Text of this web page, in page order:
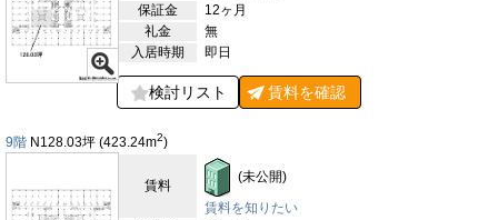
保証金
12ヶ月
礼金
無
入居時期
即日
検討リスト 賃料を確認
9階 N128.03坪 (423.24m2)
賃料
(未公開)
賃料を知りたい